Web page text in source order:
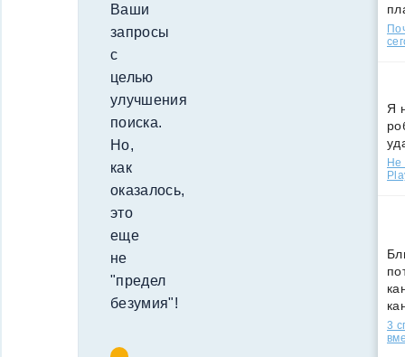
Ваши
запросы
с
целью
улучшения
поиска.
Но,
как
оказалось,
это
еще
не
"предел
безумия"!
Я
Не
3